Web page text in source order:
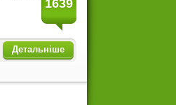
1639
Детальніше